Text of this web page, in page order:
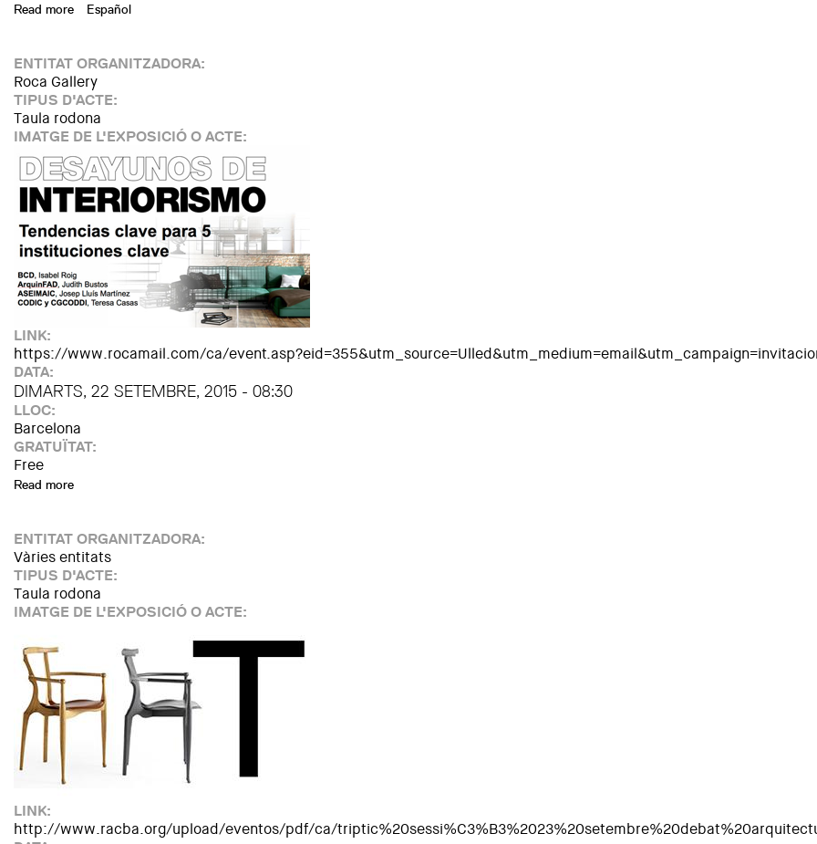
Read more about Construint la Modernitat
Español
ENTITAT ORGANITZADORA:
Roca Gallery
TIPUS D'ACTE:
Taula rodona
IMATGE DE L'EXPOSICIÓ O ACTE:
LINK:
https://www.rocamail.com/ca/
DATA:
DIMARTS, 22 SETEMBRE, 2015 - 08:30
LLOC:
Barcelona
GRATUÏTAT:
Free
Read more
ENTITAT ORGANITZADORA:
Vàries entitats
TIPUS D'ACTE:
Taula rodona
IMATGE DE L'EXPOSICIÓ O ACTE:
LINK:
http://www.racba.org/upload/eventos/pdf/ca/